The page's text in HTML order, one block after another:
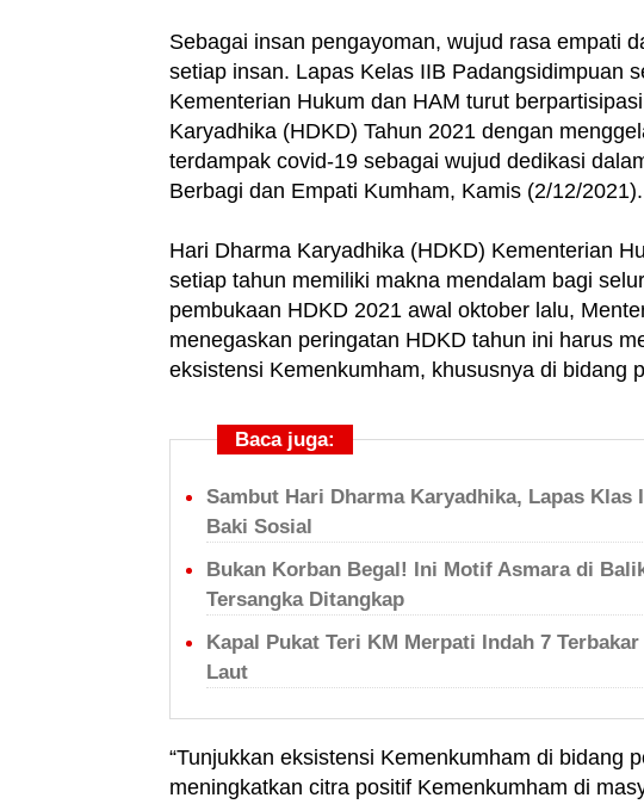
Sebagai insan pengayoman, wujud rasa empati
setiap insan. Lapas Kelas IIB Padangsidimpuan
Kementerian Hukum dan HAM turut
Karyadhika (HDKD) Tahun 2021 dengan
terdampak covid-19 sebagai wujud dedikasi
Berbagi dan Empati Kumham, Kamis (2/12/2021).
Hari Dharma Karyadhika (HDKD) Kementerian
setiap tahun memiliki makna mendalam bagi
pembukaan HDKD 2021 awal oktober lalu,
menegaskan peringatan HDKD tahun ini harus
eksistensi Kemenkumham, khususnya di bidang
Baca juga:
Sambut Hari Dharma Karyadhika, Lapas
Baki Sosial
Bukan Korban Begal! Ini Motif Asmara di
Tersangka Ditangkap
Kapal Pukat Teri KM Merpati Indah 7
Laut
“Tunjukkan eksistensi Kemenkumham di bidang
meningkatkan citra positif Kemenkumham di